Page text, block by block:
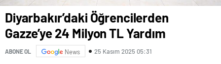
Diyarbakır’daki Öğrencilerden
Gazze’ye 24 Milyon TL Yardım
ABONE OL News 25 Kasım 2025 05:31